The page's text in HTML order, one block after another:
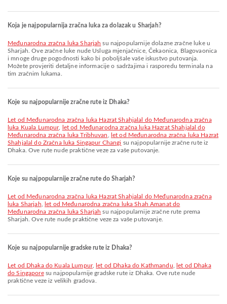
Koja je najpopularnija zračna luka za dolazak u Sharjah?
Međunarodna zračna luka Sharjah su najpopularnije dolazne zračne luke u
Sharjah. Ove zračne luke nude Usluga mjenjačnice, Čekaonica, Blagovaonica
i mnoge druge pogodnosti kako bi poboljšale vaše iskustvo putovanja.
Možete provjeriti detaljne informacije o sadržajima i rasporedu terminala na
tim zračnim lukama.
Koje su najpopularnije zračne rute iz Dhaka?
let od Međunarodna zračna luka Hazrat Shahjalal do Međunarodna zračna
luka Kuala Lumpur,
let od Međunarodna zračna luka Hazrat Shahjalal do
Međunarodna zračna luka Tribhuvan
let od Međunarodna zračna luka Hazrat
Shahjalal do Zračna luka Singapur Changi su najpopularnije zračne rute iz
Dhaka. Ove rute nude praktične veze za vaše putovanje.
Koje su najpopularnije zračne rute do Sharjah?
let od Međunarodna zračna luka Hazrat Shahjalal do Međunarodna zračna
luka Sharjah
let od Međunarodna zračna luka Shah Amanat do
Međunarodna zračna luka Sharjah su najpopularnije zračne rute prema
Sharjah. Ove rute nude praktične veze za vaše putovanje.
Koje su najpopularnije gradske rute iz Dhaka?
let od Dhaka do Kuala Lumpur, let od Dhaka do Kathmandu
let od Dhaka
do Singaporesu najpopularnije gradske rute iz Dhaka. Ove rute nude
praktične veze iz velikih gradova.